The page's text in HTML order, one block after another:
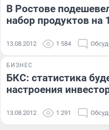
В Ростове
набор продуктов на
13.08.2012 1 584
БИЗНЕС
БКС: статистика
настроения
13.08.2012 1 291